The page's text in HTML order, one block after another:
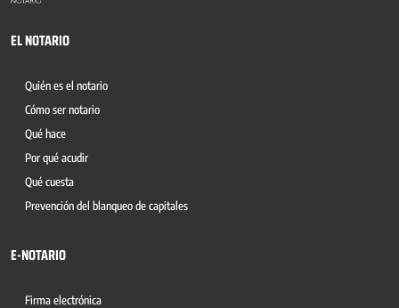
EL NOTARIO
Quién es el notario
Cómo ser notario
Qué hace
Por qué acudir
Qué cuesta
Prevención del blanqueo de capitales
E-NOTARIO
Firma electrónica